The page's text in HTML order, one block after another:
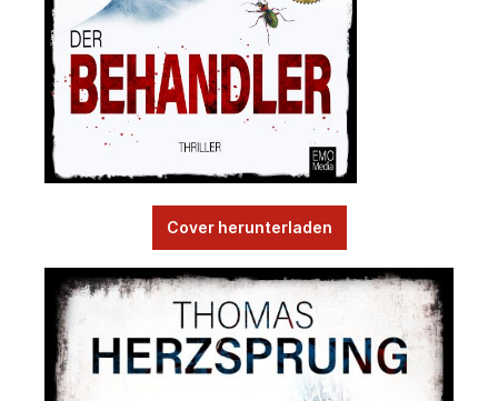
Cover herunterladen